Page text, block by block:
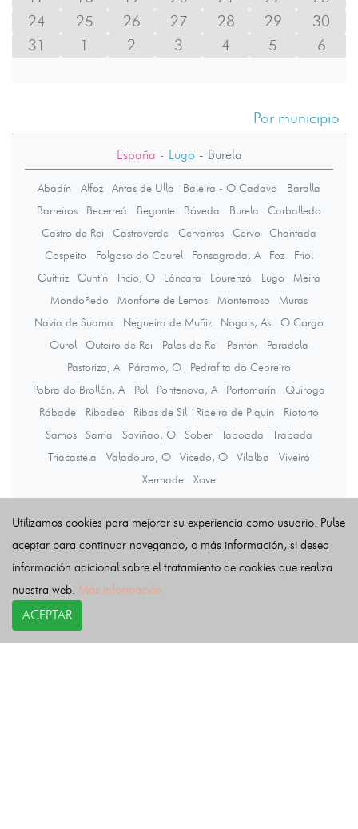
24
25 26 27 28 29
30
31
1 2 3 4 5 6
Por municipio
España - Lugo- Burela
Abadín Alfoz Antas de Ulla Baleira - O Cadavo
Baralla
Barreiros
Becerreá Begonte Bóveda Burela
Carballedo
Castro de Rei
Castroverde Cervantes Cervo
Chantada
Cospeito
Folgoso do Courel Fonsagrada, A Foz
Friol
Guitiriz
Guntín Incio, O Láncara Lourenzá Lugo
Meira
Mondoñedo
Monforte de Lemos Monterroso
Muras
Navia de Suarna
Negueira de Muñiz Nogais, As
O Corgo
Ourol
Outeiro de Rei Palas de Rei Pantón
Paradela
Pastoriza, A
Páramo, O
Pedrafita do Cebreiro
Pobra do Brollón, A
Pol Pontenova, A Portomarín
Quiroga
Rábade
Ribadeo Ribas de Sil Ribeira de Piquín
Riotorto
Samos
Sarria Saviñao, O Sober Taboada
Trabada
Triacastela
Valadouro, O Vicedo, O Vilalba
Viveiro
Xermade
Xove
Últimas noticias
Utilizamos cookies para mejorar su experiencia como usuario. Pulse
aceptar para continuar navegando, o más información, si desea
información adicional sobre el tratamiento de cookies que realiza
nuestra web. Más información
ACEPTAR